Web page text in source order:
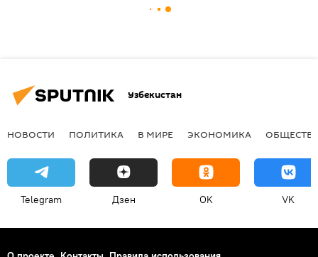
Узбекистан
НОВОСТИ ПОЛИТИКА В МИРЕ ЭКОНОМИКА
Telegram Дзен OK VK